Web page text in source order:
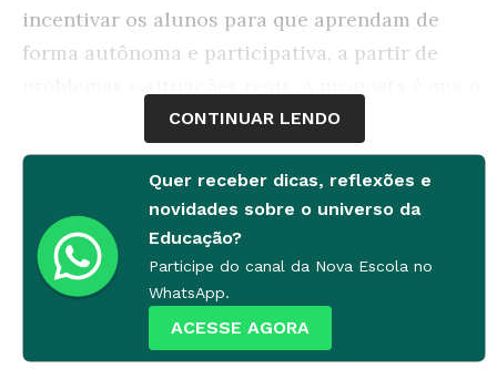
incentivar os alunos para que aprendam de
forma autônoma e participativa, a partir de
estudante esteja no centro do processo de
aprendizagem, participando ativamente e sendo
responsável pela construção de conhecimento.
CONTINUAR LENDO
Quer receber dicas, reflexões e
novidades sobre o universo da
Educação?
Participe do canal da Nova Escola no
WhatsApp.
ACESSE AGORA